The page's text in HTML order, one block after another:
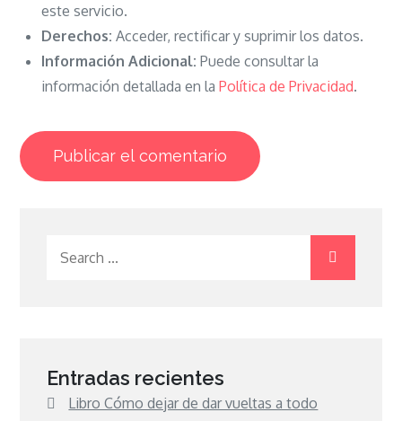
este servicio.
Derechos: Acceder, rectificar y suprimir los datos.
Información Adicional: Puede consultar la
información detallada en laPolítica de Privacidad.
Entradas recientes
Libro Cómo dejar de dar vueltas a todo